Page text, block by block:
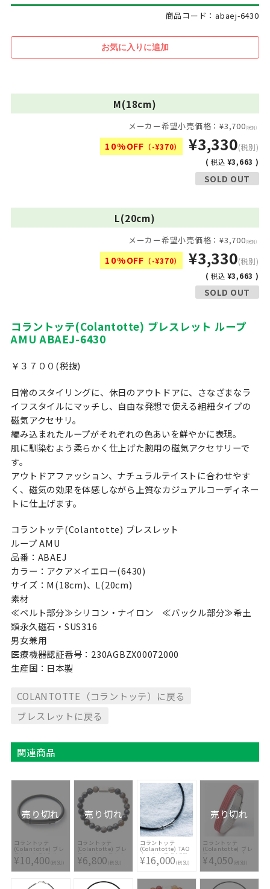
商品コード：abaej-6430
M(18cm)
メーカー希望小売価格：¥3,700(税別)
10%OFF （-¥370） ¥3,330(税別)
(税込 ¥3,663 )
SOLD OUT
L(20cm)
メーカー希望小売価格：¥3,700(税別)
10%OFF （-¥370） ¥3,330(税別)
(税込 ¥3,663 )
SOLD OUT
コラントッテ(Colantotte) ブレスレット ループ
AMU ABAEJ-6430
￥３７００(税抜)
日常のスタイリングに、休日のアウトドアに、さなざまなラ
イフスタイルにマッチし、自由な発想で使える組紐タイプの
磁気アクセサリ。
編み込まれたループがそれぞれの色あいを鮮やかに表現。
肌に馴染むよう柔らかく仕上げた腕用の磁気アクセサリーで
す。
アウトドアファッション、ナチュラルテイストに合わせやす
く、磁気の効果を体感しながら上質なカジュアルコーディネー
トに仕上げます。
コラントッテ(Colantotte) ブレスレット
ループ AMU
品番：ABAEJ
カラー：アクア×イエロー(6430)
サイズ：M(18cm)、L(20cm)
素材
≪ベルト部分≫シリコン・ナイロン ≪バックル部分≫希土
類永久磁石・SUS316
男女兼用
医療機器認証番号：230AGBZX00072000
生産国：日本製
COLANTOTTE（コラントッテ）に戻る
ブレスレットに戻る
関連商品
売り切れ
コラントッテ
(Colantotte) ブレ
スレット TAO ルー
プ ARIE ABAEK-90
¥10,400(税別)
売り切れ
コラントッテ
(Colantotte) ブレ
スレット コラント
ッテ ループ REI
ABAEM-90
¥6,800(税別)
コラントッテ
(Colantotte) TAO
ネックレス RAFFI
ABAPF
¥16,000(税別)
売り切れ
コラントッテ
(Colantotte) ブレ
スレット ループ
QUON ABAEI-20
¥4,050(税別)